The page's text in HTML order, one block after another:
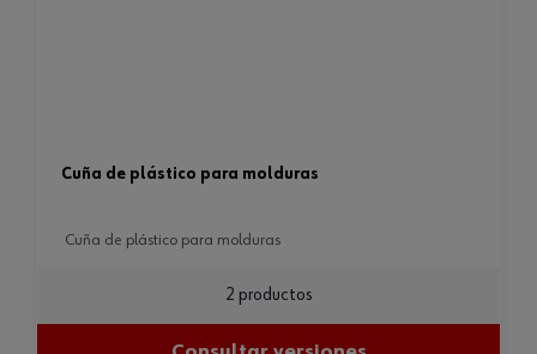
cuña de plástico para molduras
cuña de plástico para molduras
2 productos